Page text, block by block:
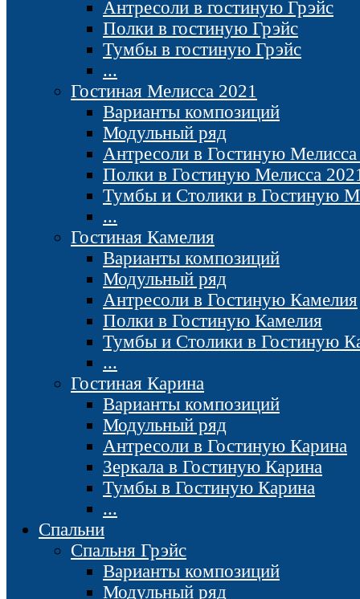
Антресоли в гостиную Грэйс
Полки в гостиную Грэйс
Тумбы в гостиную Грэйс
...
Гостиная Мелисса 2021
Варианты композиций
Модульный ряд
Антресоли в Гостиную
Полки в Гостиную Мелисса
Тумбы и Столики в Гостиную
...
Гостиная Камелия
Варианты композиций
Модульный ряд
Антресоли в Гостиную Камелия
Полки в Гостиную Камелия
Тумбы и Столики в Гостиную
...
Гостиная Карина
Варианты композиций
Модульный ряд
Антресоли в Гостиную Карина
Зеркала в Гостиную Карина
Тумбы в Гостиную Карина
...
Спальни
Спальня Грэйс
Варианты композиций
Модульный ряд